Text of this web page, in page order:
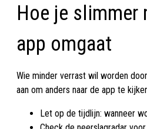
Hoe je slimmer
app omgaat
Wie minder verrast wil worden
aan om anders naar de app te
Let op de tijdlijn: wanneer